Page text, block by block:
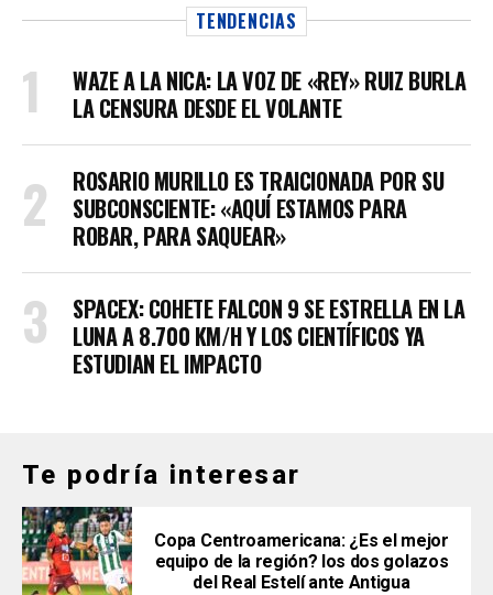
TENDENCIAS
WAZE A LA NICA: LA VOZ DE «REY» RUIZ BURLA
LA CENSURA DESDE EL VOLANTE
ROSARIO MURILLO ES TRAICIONADA POR SU
SUBCONSCIENTE: «AQUÍ ESTAMOS PARA
ROBAR, PARA SAQUEAR»
SPACEX: COHETE FALCON 9 SE ESTRELLA EN LA
LUNA A 8.700 KM/H Y LOS CIENTÍFICOS YA
ESTUDIAN EL IMPACTO
Te podría interesar
Copa Centroamericana: ¿Es el mejor
equipo de la región? los dos golazos
del Real Estelí ante Antigua